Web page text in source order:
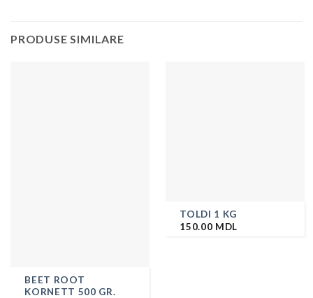
PRODUSE SIMILARE
BEET ROOT
KORNETT 500 GR.
TOLDI 1 KG
150.00 MDL